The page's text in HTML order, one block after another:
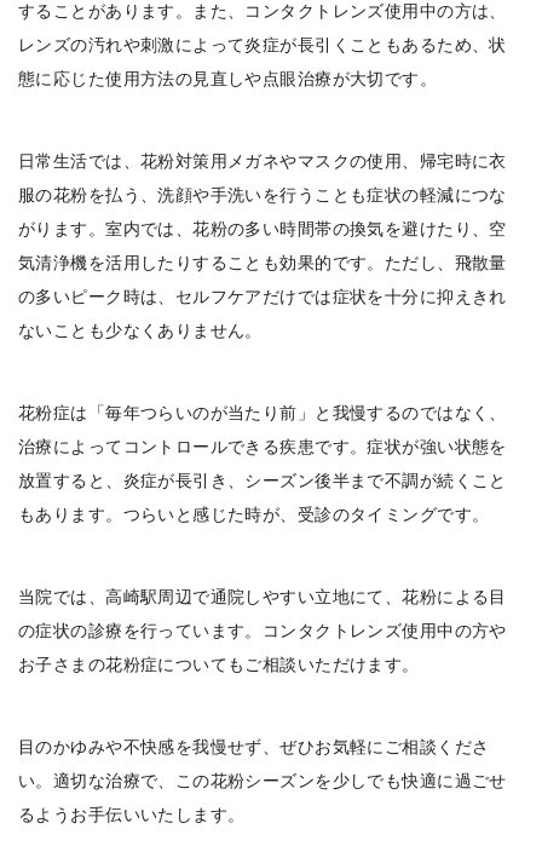
することがあります。また、コンタクトレンズ使用中の方は、
レンズの汚れや刺激によって炎症が長引くこともあるため、状
態に応じた使用方法の見直しや点眼治療が大切です。
日常生活では、花粉対策用メガネやマスクの使用、帰宅時に衣
服の花粉を払う、洗顔や手洗いを行うことも症状の軽減につな
がります。室内では、花粉の多い時間帯の換気を避けたり、空
気清浄機を活用したりすることも効果的です。ただし、飛散量
の多いピーク時は、セルフケアだけでは症状を十分に抑えきれ
ないことも少なくありません。
花粉症は「毎年つらいのが当たり前」と我慢するのではなく、
治療によってコントロールできる疾患です。症状が強い状態を
放置すると、炎症が長引き、シーズン後半まで不調が続くこと
もあります。つらいと感じた時が、受診のタイミングです。
当院では、高崎駅周辺で通院しやすい立地にて、花粉による目
の症状の診療を行っています。コンタクトレンズ使用中の方や
お子さまの花粉症についてもご相談いただけます。
目のかゆみや不快感を我慢せず、ぜひお気軽にご相談くださ
い。適切な治療で、この花粉シーズンを少しでも快適に過ごせ
るようお手伝いいたします。